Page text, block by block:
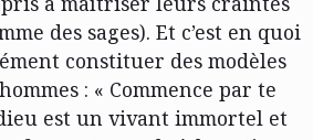
des sages). Et c’est en quoi
constituer des modèles
: « Commence par te
est un vivant immortel et